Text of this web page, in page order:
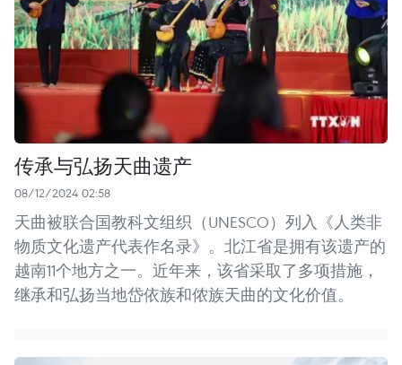
传承与弘扬天曲遗产
08/12/2024 02:58
天曲被联合国教科文组织（UNESCO）列入《人类非
物质文化遗产代表作名录》。北江省是拥有该遗产的
越南11个地方之一。近年来，该省采取了多项措施，
继承和弘扬当地岱依族和侬族天曲的文化价值。